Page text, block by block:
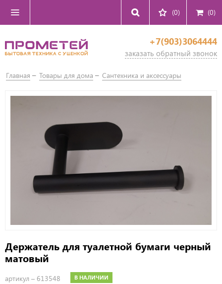
(0) (0)
+7(903)3064444
заказать обратный звонок
Главная Товары для дома Сантехника и аксессуары
Держатель для туалетной бумаги черный
матовый
артикул – 613548 В НАЛИЧИИ